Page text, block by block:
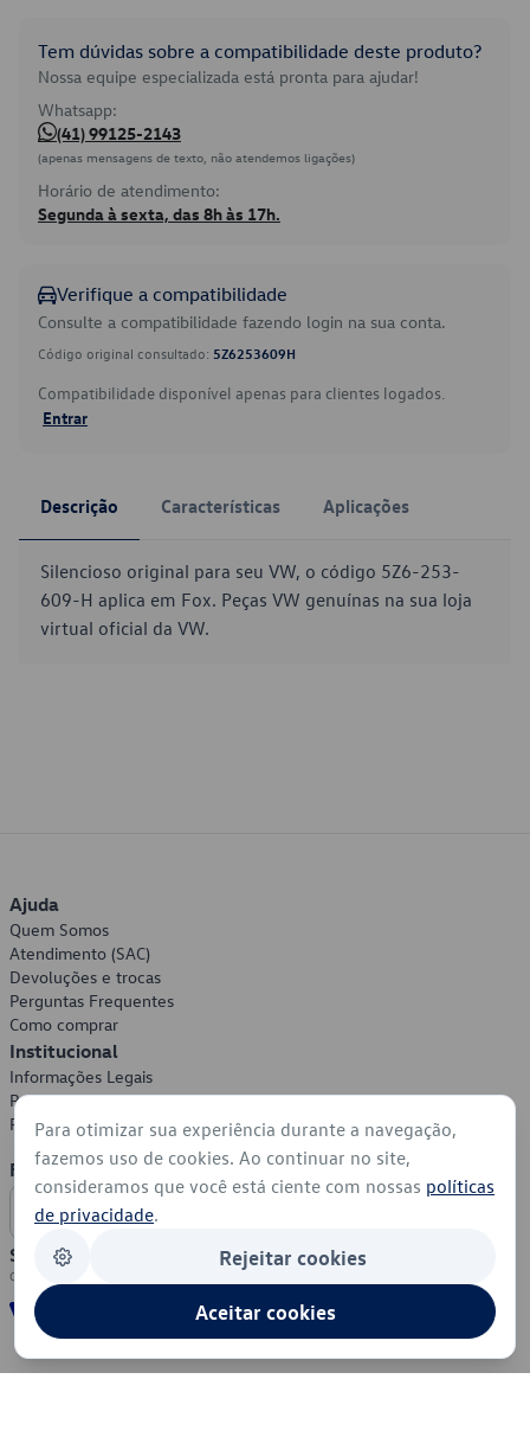
Tem dúvidas sobre a compatibilidade deste produto?
Nossa equipe especializada está pronta para ajudar!
Whatsapp:
(41) 99125-2143
(apenas mensagens de texto, não atendemos ligações)
Horário de atendimento:
Segunda à sexta, das 8h às 17h.
Verifique a compatibilidade
Consulte a compatibilidade fazendo login na sua conta.
Código original consultado: 5Z6253609H
Compatibilidade disponível apenas para clientes logados.
Entrar
Descrição Características Aplicações
Silencioso original para seu VW, o código 5Z6-253-
609-H aplica em Fox. Peças VW genuínas na sua loja
virtual oficial da VW.
Ajuda
Quem Somos
Atendimento (SAC)
Devoluções e trocas
Perguntas Frequentes
Como comprar
Institucional
Informações Legais
Política de Privacidade
Política de Cookies
Formas de Pagamento
Segurança
Para otimizar sua experiência durante a navegação,
fazemos uso de cookies. Ao continuar no site,
consideramos que você está ciente com nossas políticas
de privacidade.
Rejeitar cookies
Aceitar cookies